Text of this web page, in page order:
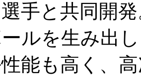
手と共同開
ルを生み出
性能も高く、